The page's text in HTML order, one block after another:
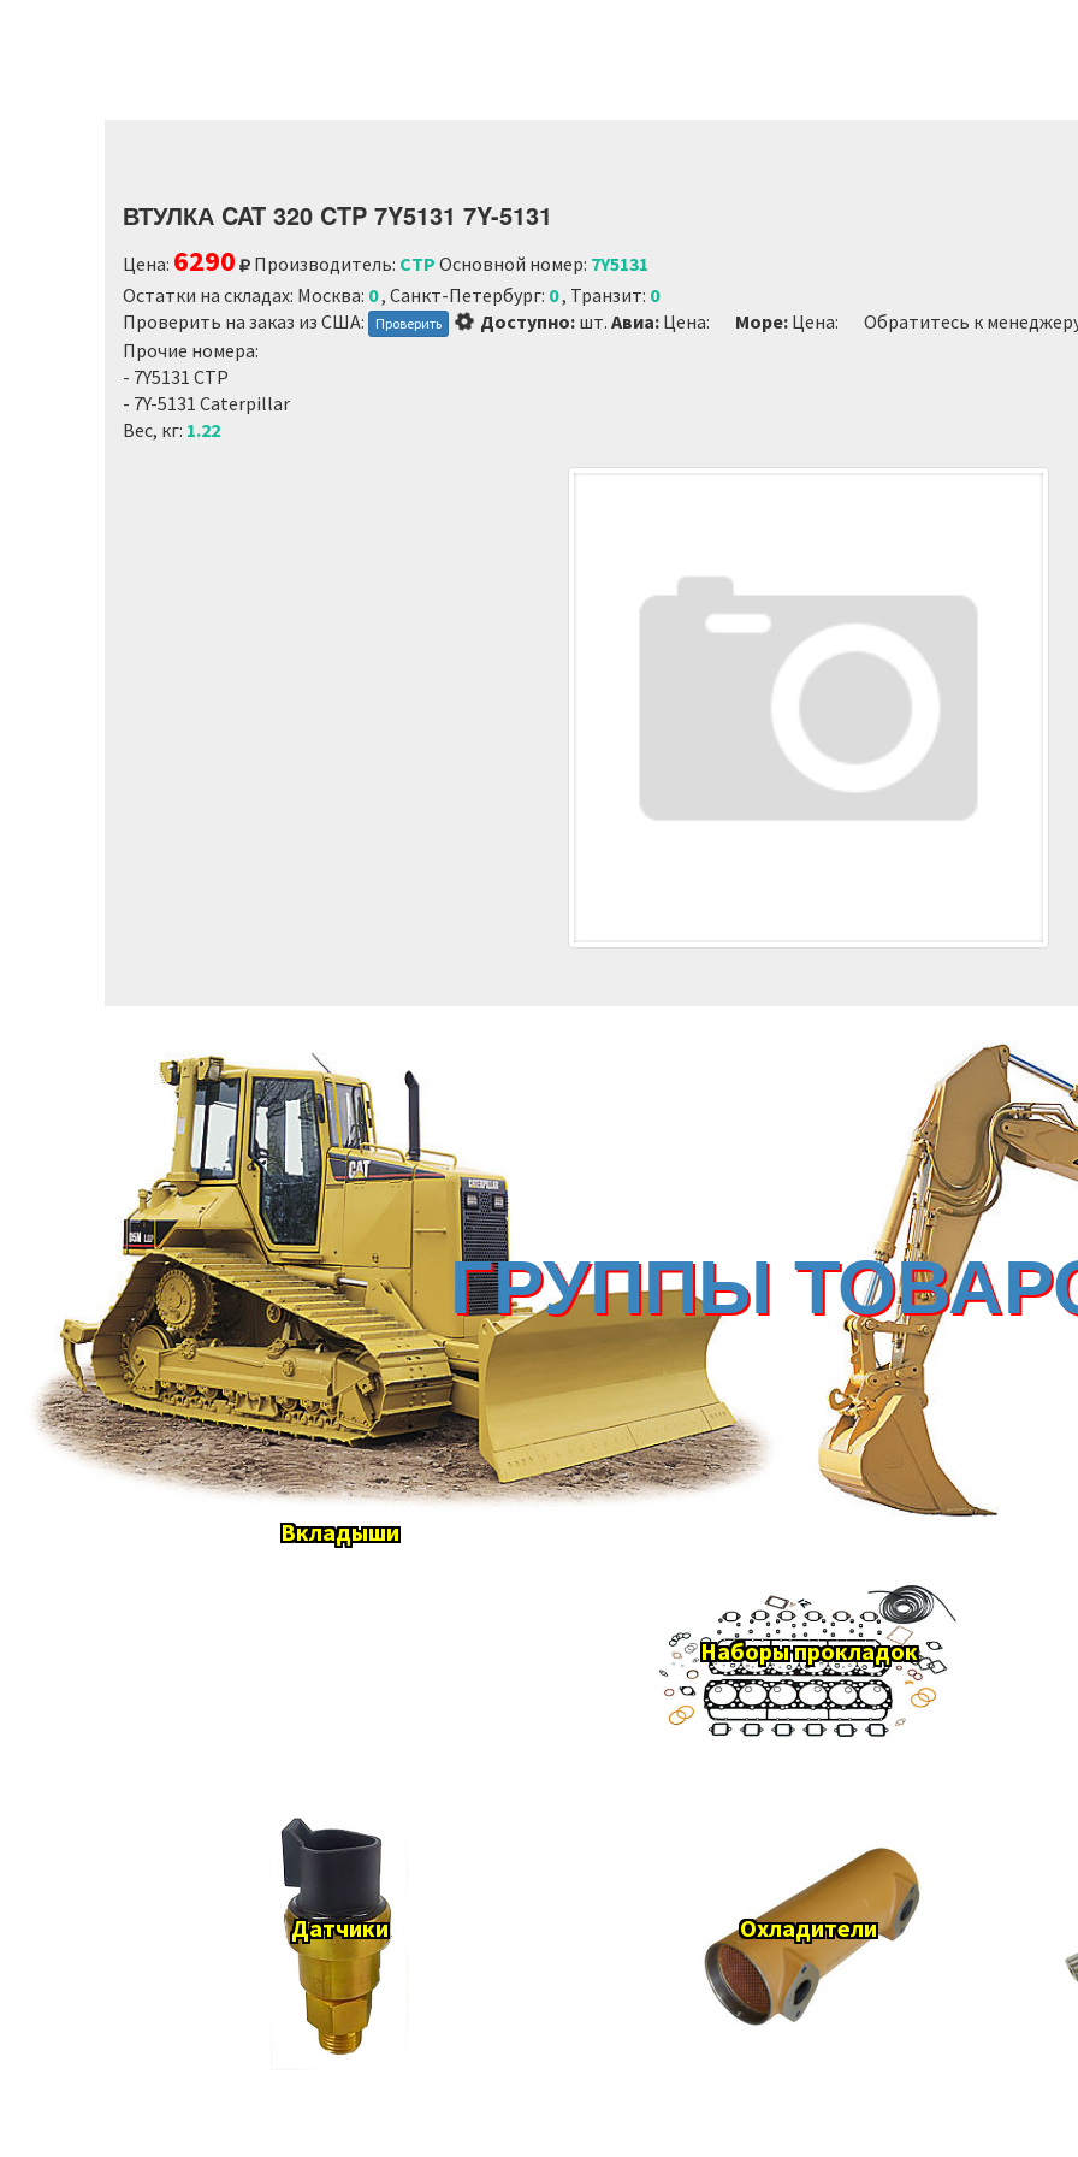
ВТУЛКА CAT 320 CTP 7Y5131 7Y-5131
Цена: 6290 Производитель: CTP Основной номер: 7Y5131
Остатки на складах: Москва: 0, Санкт-Петербург: 0, Транзит: 0
Проверить на заказ из США:
Проверить Loading...
Доступно: шт. Авиа: Цена: Море: Цена:
Обратитесь к
Прочие номера:
- 7Y5131 CTP
- 7Y-5131 Caterpillar
Вес, кг: 1.22
ГРУППЫ
Вкладыши
Наборы прокладок
Датчики Охладители